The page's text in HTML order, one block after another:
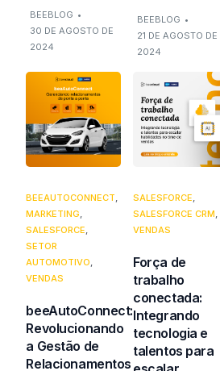
BEEBLOG •
30 DE AGOSTO DE
2024
BEEBLOG •
21 DE AGOSTO DE
2024
BEEAUTOCONNECT,
MARKETING,
SALESFORCE,
SETOR
AUTOMOTIVO,
VENDAS
beeAutoConnect:
Revolucionando
a Gestão de
Relacionamentos
SALESFORCE,
SALESFORCE CRM,
VENDAS
Força de
trabalho
conectada:
Integrando
tecnologia e
talentos para